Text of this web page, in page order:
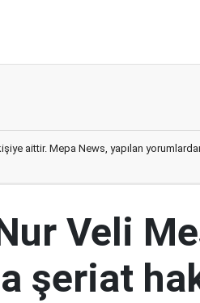
aittir. Mepa News, yapılan
Veli
şeriat